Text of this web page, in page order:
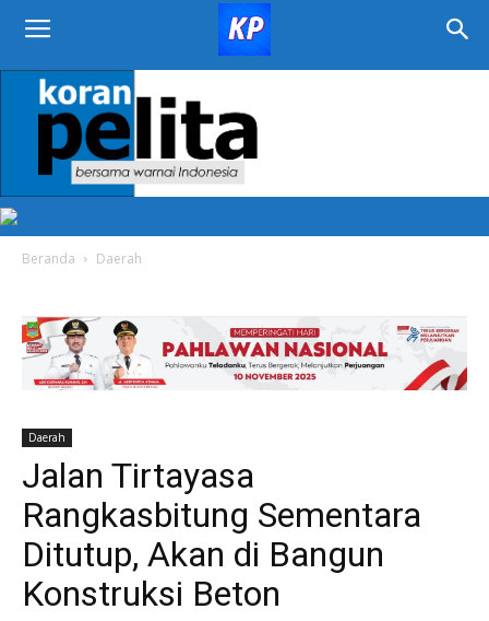
KORAN
PELITA
Beranda Daerah
Daerah
Jalan Tirtayasa
Rangkasbitung Sementara
Ditutup, Akan di Bangun
Konstruksi Beton